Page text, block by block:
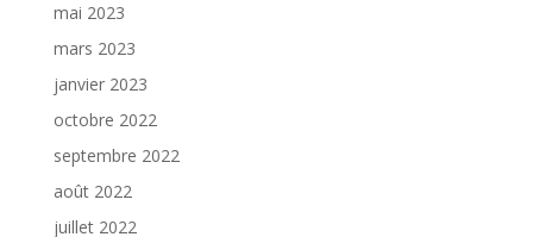
mai 2023
mars 2023
janvier 2023
octobre 2022
septembre 2022
août 2022
juillet 2022